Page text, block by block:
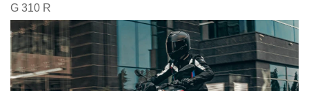
G 310 R